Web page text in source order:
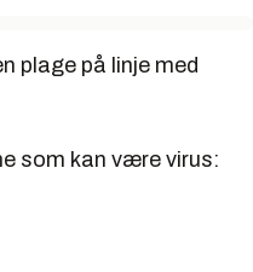
plage på linje med
som kan være virus: